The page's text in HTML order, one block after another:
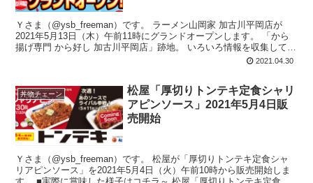
Ｙさま（@ysb_freeman）です。 ラーメン山岡家 加古川平岡店が
2021年5月13日（木）午前11時にグランドオープンします。 「から
揚げ専門 から好し 加古川平岡店」跡地。 いろいろ情報を収集してみ
2021.04.30
丼物チェーン
松屋「厚切りトンテキ定食シャリ
アピンソース」2021年5月4日販
売開始
Ｙさま（@ysb_freeman）です。 松屋が「厚切りトンテキ定食シャ
リアピンソース」を2021年5月4日（火）午前10時から販売開始しま